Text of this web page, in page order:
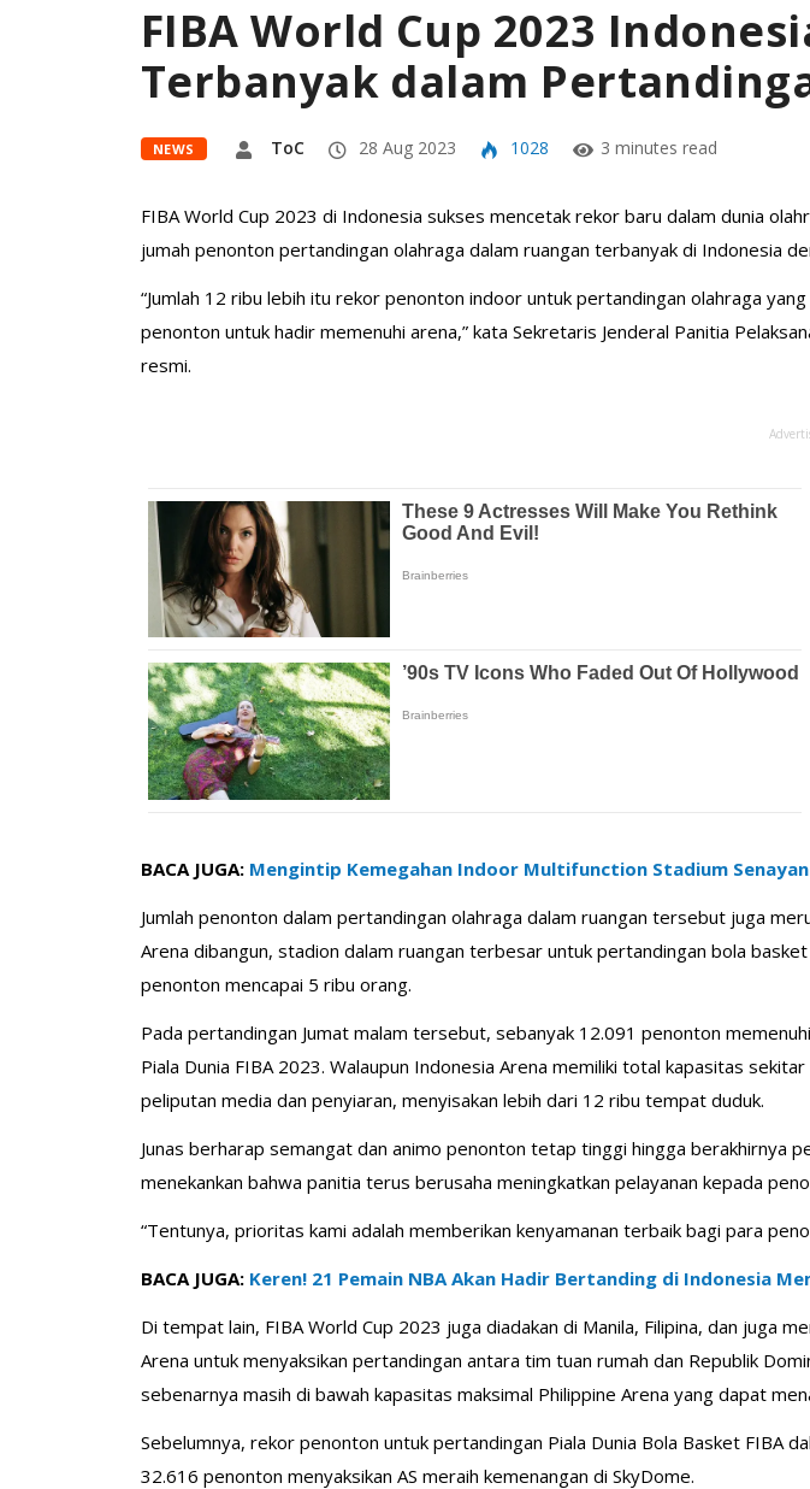
FIBA World Cup 2023
Terbanyak dalam
NEWS ToC 28 Aug 2023 1028 3 minutes read
FIBA World Cup 2023 di Indonesia sukses mencetak rekor baru dalam dunia
jumah penonton pertandingan olahraga dalam ruangan terbanyak di Indonesia
“Jumlah 12 ribu lebih itu rekor penonton indoor untuk pertandingan olahraga
penonton untuk hadir memenuhi arena,” kata Sekretaris Jenderal Panitia
resmi.
BACA JUGA: Mengintip Kemegahan Indoor Multifunction Stadium
Jumlah penonton dalam pertandingan olahraga dalam ruangan tersebut juga
Arena dibangun, stadion dalam ruangan terbesar untuk pertandingan bola
penonton mencapai 5 ribu orang.
Pada pertandingan Jumat malam tersebut, sebanyak 12.091 penonton
Piala Dunia FIBA 2023. Walaupun Indonesia Arena memiliki total kapasitas
peliputan media dan penyiaran, menyisakan lebih dari 12 ribu tempat duduk.
Junas berharap semangat dan animo penonton tetap tinggi hingga berakhirnya
menekankan bahwa panitia terus berusaha meningkatkan pelayanan kepada
“Tentunya, prioritas kami adalah memberikan kenyamanan terbaik bagi para
BACA JUGA: Keren! 21 Pemain NBA Akan Hadir Bertanding di Indonesia
Di tempat lain, FIBA World Cup 2023 juga diadakan di Manila, Filipina, dan juga
Arena untuk menyaksikan pertandingan antara tim tuan rumah dan Republik
sebenarnya masih di bawah kapasitas maksimal Philippine Arena yang dapat
Sebelumnya, rekor penonton untuk pertandingan Piala Dunia Bola Basket FIBA
32.616 penonton menyaksikan AS meraih kemenangan di SkyDome.